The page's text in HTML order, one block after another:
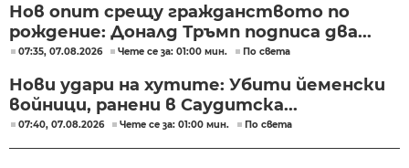
Нов опит срещу гражданството по
рождение: Доналд Тръмп подписа два...
07:35, 07.08.2026 Чете се за: 01:00 мин. По света
Нови удари на хутите: Убити йеменски
войници, ранени в Саудитска...
07:40, 07.08.2026 Чете се за: 01:00 мин. По света